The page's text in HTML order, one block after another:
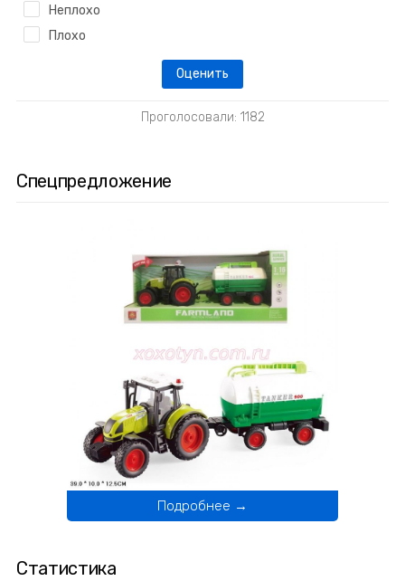
Неплохо
Плохо
Проголосовали: 1182
Спецпредложение
Подробнее →
Статистика